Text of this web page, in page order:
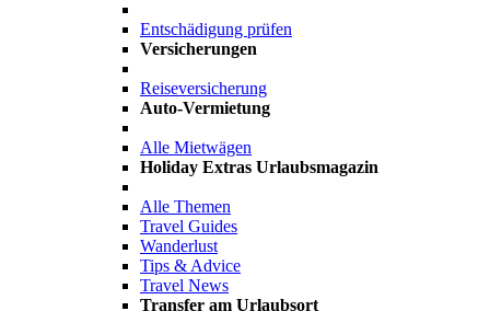
Entschädigung prüfen
Versicherungen
Reiseversicherung
Auto-Vermietung
Alle Mietwägen
Holiday Extras Urlaubsmagazin
Alle Themen
Travel Guides
Wanderlust
Tips & Advice
Travel News
Transfer am Urlaubsort